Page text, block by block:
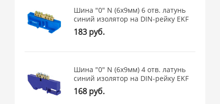
Шина "0" N (6x9мм) 6 отв. латунь
синий изолятор на DIN-рейку EKF
183 руб.
Шина "0" N (6x9мм) 4 отв. латунь
синий изолятор на DIN-рейку EKF
168 руб.